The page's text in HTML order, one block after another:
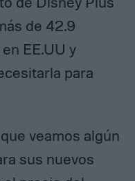
de 42.9
EE.UU y
para
veamos algún
sus nuevos